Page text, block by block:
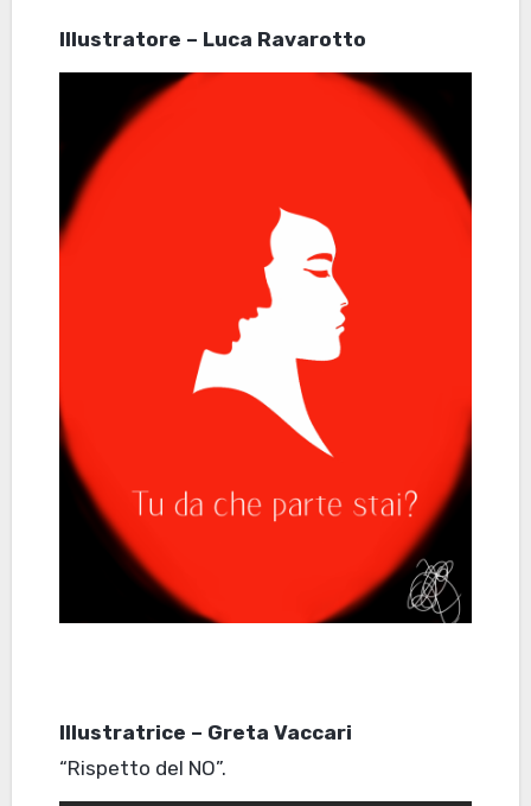
Illustratore – Luca Ravarotto
Illustratrice – Greta Vaccari
“Rispetto del NO”.